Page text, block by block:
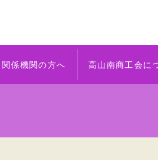
関係機関の方へ 高山南商工会に